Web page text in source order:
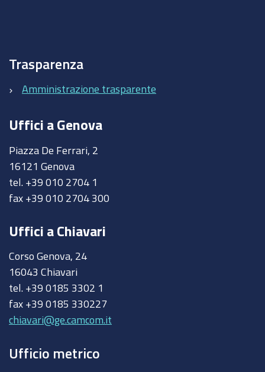
Trasparenza
Amministrazione trasparente
Uffici a Genova
Piazza De Ferrari, 2
16121 Genova
tel. +39 010 2704 1
fax +39 010 2704 300
Uffici a Chiavari
Corso Genova, 24
16043 Chiavari
tel. +39 0185 3302 1
fax +39 0185 330227
chiavari@ge.camcom.it
Ufficio metrico